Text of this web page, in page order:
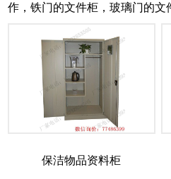
作，铁门的文件柜，玻璃门的文
保洁物品资料柜